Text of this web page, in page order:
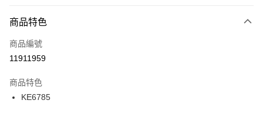
３．安心：先確認商品／服務後，再付款。
【「AFTEE先享後付」結帳流程】
１．於結帳方式選擇「AFTEE先享後付」後，將跳轉至「AFTEE先享後付」
２．訂單成立數日內，您將收到繳費通知簡訊。
３．收到繳費通知簡訊後14天內，點擊此簡訊中的連結，可透過四大超商／
ATM／網路銀行／等多元方式進行付款，方視為交易完成。
每筆NT$100，滿NT$1,500(含以上)免運費
宅配
每筆NT$100，滿NT$1,500(含以上)免運費
付款後門市自取
每筆NT$100，滿NT$1,500(含以上)免運費
商品特色
商品編號
11911959
商品特色
KE6785